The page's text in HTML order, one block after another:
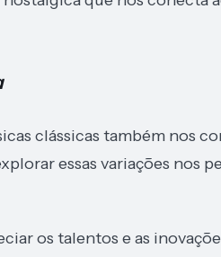
clássicas também nos
essas variações nos
os talentos e as